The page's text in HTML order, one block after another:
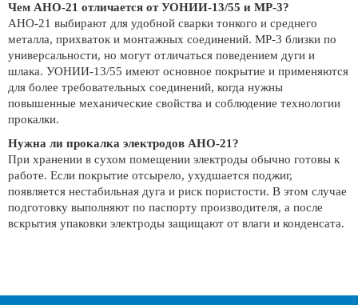
Чем АНО-21 отличается от УОНИИ-13/55 и МР-3?
АНО-21 выбирают для удобной сварки тонкого и среднего
металла, прихваток и монтажных соединений. МР-3 близки по
универсальности, но могут отличаться поведением дуги и
шлака. УОНИИ-13/55 имеют основное покрытие и применяются
для более требовательных соединений, когда нужны
повышенные механические свойства и соблюдение технологии
прокалки.
Нужна ли прокалка электродов АНО-21?
При хранении в сухом помещении электроды обычно готовы к
работе. Если покрытие отсырело, ухудшается поджиг,
появляется нестабильная дуга и риск пористости. В этом случае
подготовку выполняют по паспорту производителя, а после
вскрытия упаковки электроды защищают от влаги и конденсата.